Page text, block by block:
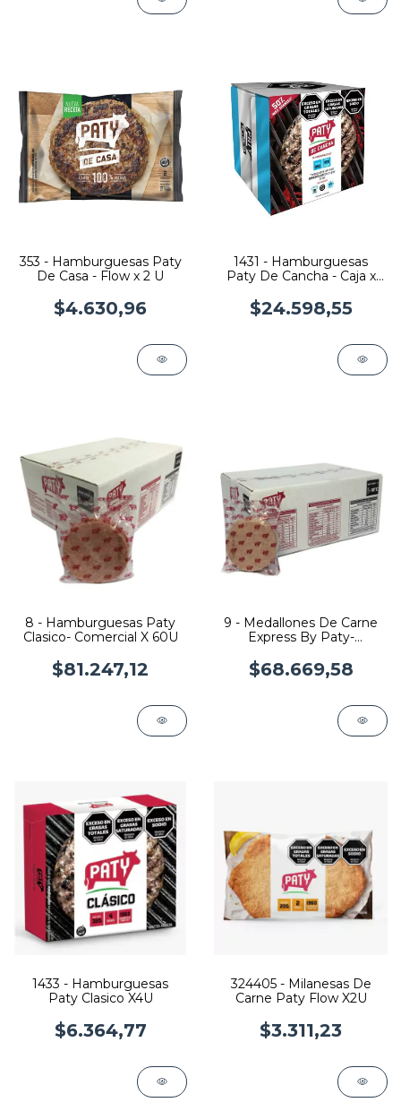
353 - Hamburguesas Paty
De Casa - Flow x 2 U
$4.630,96
1431 - Hamburguesas
Paty De Cancha - Caja x
$24.598,55
8 - Hamburguesas Paty
Clasico- Comercial X 60U
$81.247,12
9 - Medallones De Carne
Express By Paty-
$68.669,58
1433 - Hamburguesas
Paty Clasico X4U
$6.364,77
324405 - Milanesas De
Carne Paty Flow X2U
$3.311,23